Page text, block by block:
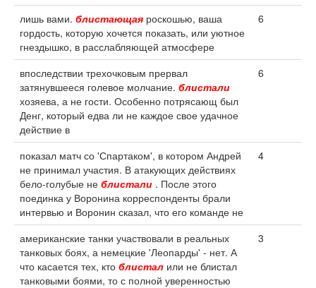
лишь вами. блистающая роскошью, ваша
гордость, которую хочется показать, или уютное
гнездышко, в расслабляющей атмосфере
6
впоследствии трехочковым прервал
затянувшееся голевое молчание. блистали
хозяева, а не гости. Особенно потрясающ был
Денг, который едва ли не каждое свое удачное
действие в
6
показал матч со 'Спартаком', в котором Андрей
не принимал участия. В атакующих действиях
бело-голубые не блистали . После этого
поединка у Воронина корреспонденты брали
интервью и Воронин сказал, что его команде не
4
американские танки участвовали в реальных
танковых боях, а немецкие 'Леопарды' - нет. А
что касается тех, кто блистал или не блистал
танковыми боями, то с полной уверенностью
3